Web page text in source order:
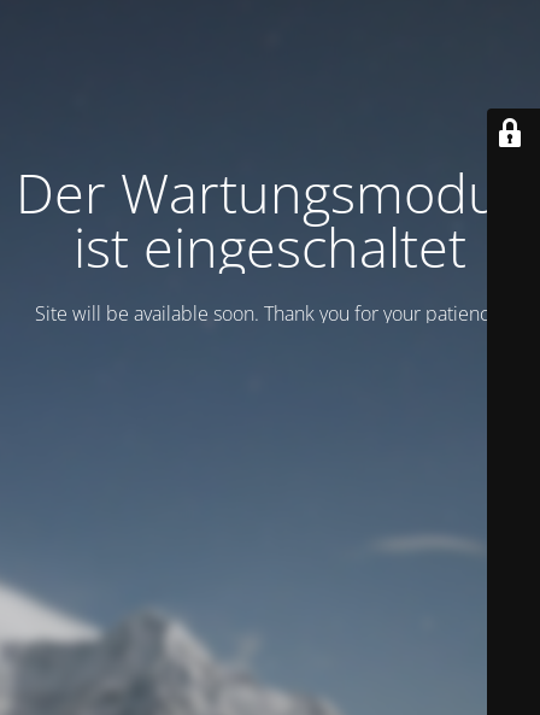
Der Wartungsmodus
ist eingeschaltet
Site will be available soon. Thank you for your patience!